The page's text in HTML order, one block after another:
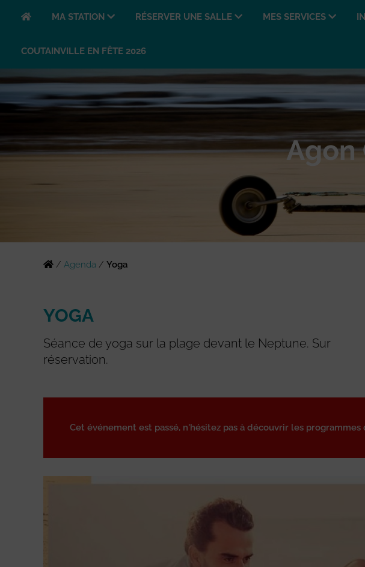
MA STATION RÉSERVER UNE SALLE MES SERVICES
COUTAINVILLE EN FÊTE 2026
/ Agenda / Yoga
YOGA
Séance de yoga sur la plage devant le Neptune. Sur
réservation.
Cet événement est passé, n'hésitez pas à découvrir les